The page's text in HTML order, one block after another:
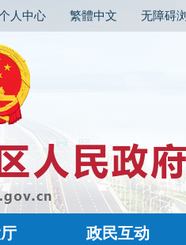
人中心 繁體中文 无障碍
政民互动